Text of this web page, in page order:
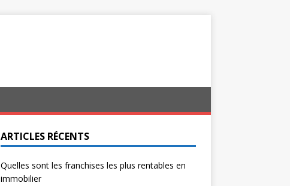
ARTICLES RÉCENTS
Quelles sont les franchises les plus rentables en
immobilier